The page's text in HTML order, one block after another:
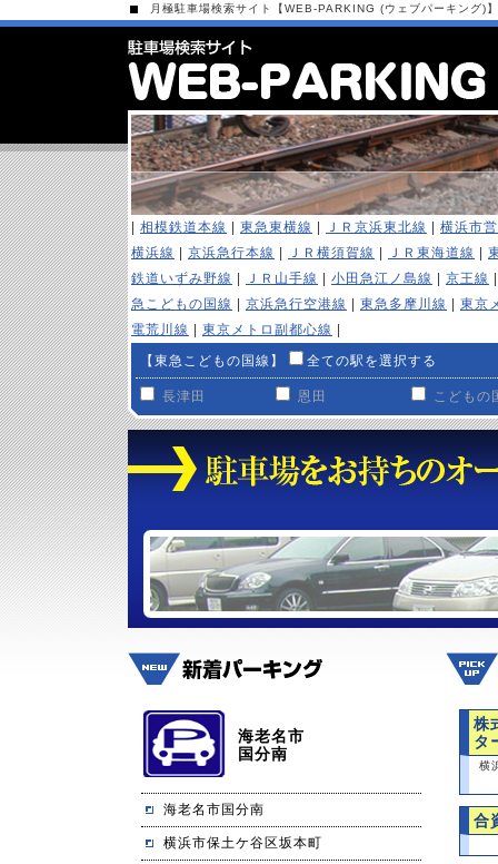
月極駐車場検索サイト【WEB-PARKING (ウェブパーキング
相模鉄道本線 東急東横線 ＪＲ京浜東北線
横浜市
横浜線
京浜急行本線 ＪＲ横須賀線 ＪＲ東海道線
鉄道いずみ野線
ＪＲ山手線 小田急江ノ島線 京王線
急こどもの国線
京浜急行空港線 東急多摩川線
東京
電荒川線
東京メトロ副都心線
【東急こどもの国線】
全ての駅を選択する
長津田 恩田 こどもの
海老名市
国分南
海老名市国分南
横浜市保土ケ谷区坂本町
株
タ
横
合